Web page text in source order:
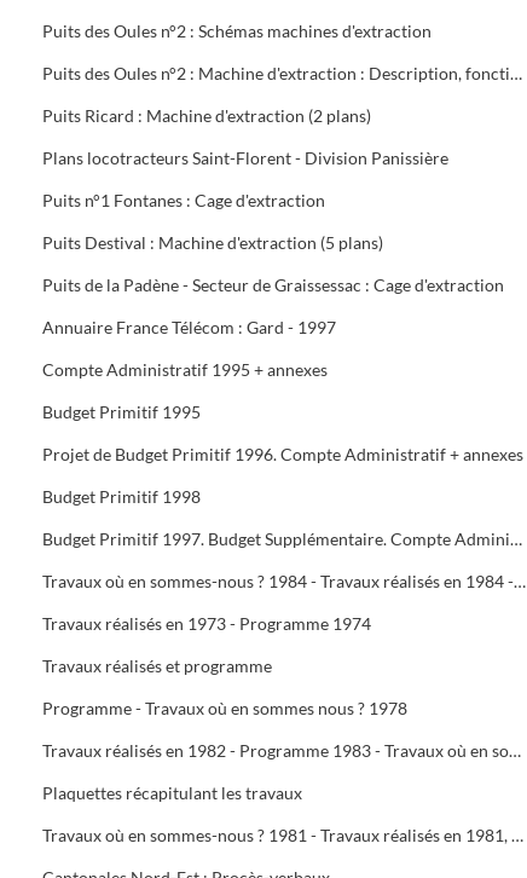
Puits des Oules n°2 : Schémas machines d'extraction
Puits des Oules n°2 : Machine d'extraction : Description, fonctionnement, conduite et entretien : 3 documents
Puits Ricard : Machine d'extraction (2 plans)
Plans locotracteurs Saint-Florent - Division Panissière
Puits n°1 Fontanes : Cage d'extraction
Puits Destival : Machine d'extraction (5 plans)
Puits de la Padène - Secteur de Graissessac : Cage d'extraction
Annuaire France Télécom : Gard - 1997
Compte Administratif 1995 + annexes
Budget Primitif 1995
Projet de Budget Primitif 1996. Compte Administratif + annexes
Budget Primitif 1998
Budget Primitif 1997. Budget Supplémentaire. Compte Administratif + annexes
Travaux où en sommes-nous ? 1984 - Travaux réalisés en 1984 - Programme 1985 - Travaux 1987
Travaux réalisés en 1973 - Programme 1974
Travaux réalisés et programme
Programme - Travaux où en sommes nous ? 1978
Travaux réalisés en 1982 - Programme 1983 - Travaux où en sommes-nous ? 1983 - Travaux réalisés en 1983 - Programme 1984
Plaquettes récapitulant les travaux
Travaux où en sommes-nous ? 1981 - Travaux réalisés en 1981, programme 1982 - Travaux où en sommes-nous ? 1982